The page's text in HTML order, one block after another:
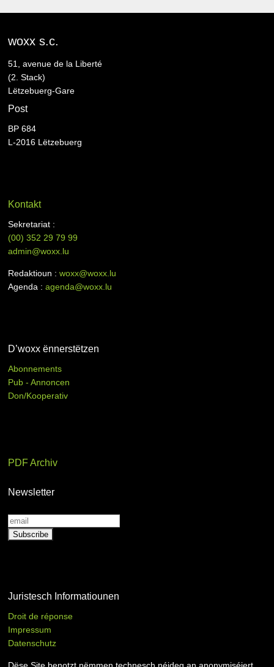
woxx s.c.
51, avenue de la Liberté
(2. Stack)
Lëtzebuerg-Gare
Post
BP 684
L-2016 Lëtzebuerg
Kontakt
Sekretariat :
(00)352 29 79 99
admin@woxx.lu
Redaktioun :woxx@woxx.lu
Agenda :agenda@woxx.lu
D’woxx ënnerstëtzen
Abonnements
Pub - Annoncen
Don/Kooperativ
PDF Archiv
Newsletter
Juristesch Informatiounen
Droit de réponse
Impressum
Datenschutz
Dëse Site benotzt nëmmen technesch néideg an anonymiséiert